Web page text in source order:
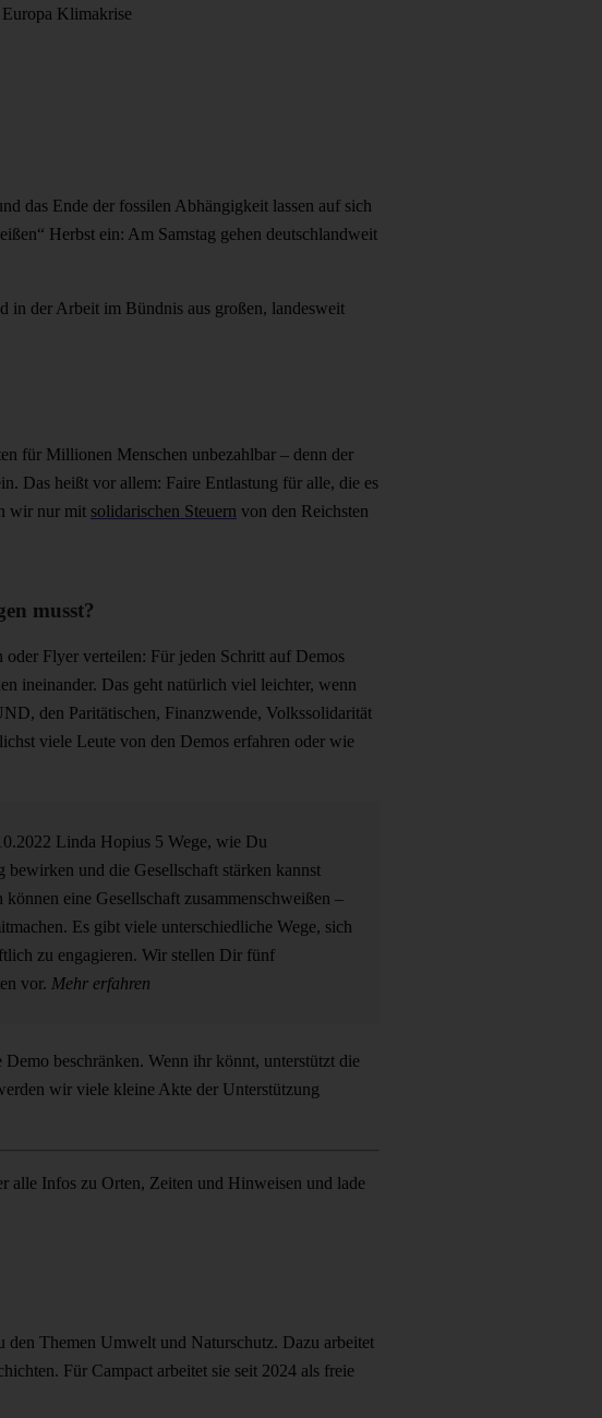
Europa Klimakrise
das Ende der fossilen Abhängigkeit lassen auf sich
Herbst ein: Am Samstag gehen deutschlandweit
in der Arbeit im Bündnis aus großen, landesweit
für Millionen Menschen unbezahlbar – denn der
Das heißt vor allem: Faire Entlastung für alle, die es
wir nur mit solidarischen Steuern von den Reichsten
musst?
oder Flyer verteilen: Für jeden Schritt auf Demos
ineinander. Das geht natürlich viel leichter, wenn
den Paritätischen, Finanzwende, Volkssolidarität
viele Leute von den Demos erfahren oder wie
Linda Hopius 5 Wege, wie Du
bewirken und die Gesellschaft stärken kannst
können eine Gesellschaft zusammenschweißen –
Es gibt viele unterschiedliche Wege, sich
zu engagieren. Wir stellen Dir fünf
vor. Mehr erfahren
beschränken. Wenn ihr könnt, unterstützt die
wir viele kleine Akte der Unterstützung
alle Infos zu Orten, Zeiten und Hinweisen und lade
den Themen Umwelt und Naturschutz. Dazu arbeitet
Für Campact arbeitet sie seit 2024 als freie